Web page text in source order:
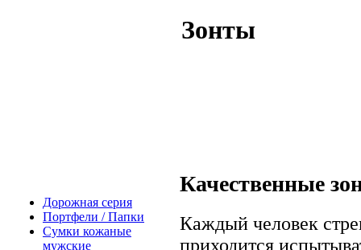
Дорожная серия
Портфели / Папки
Сумки кожаные
мужские
Зонты
Качественные
Каждый человек
приходится